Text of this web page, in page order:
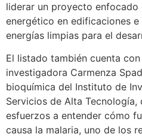
liderar un proyecto enfocado
energético en edificaciones
energías limpias para el
El listado también cuenta
investigadora Carmenza
bioquímica del Instituto de
Servicios de Alta Tecnología,
esfuerzos a entender cómo
causa la malaria, uno de los